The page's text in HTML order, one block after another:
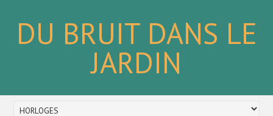
DU BRUIT DANS LE
JARDIN